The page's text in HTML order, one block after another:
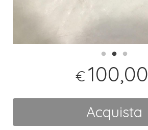
€ 100,00
Acquista